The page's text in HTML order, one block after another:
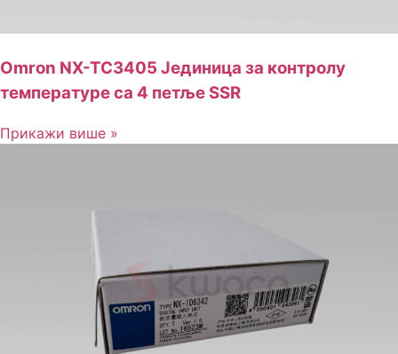
Omron NX-TC3405 Јединица за контролу
температуре са 4 петље SSR
Прикажи више »